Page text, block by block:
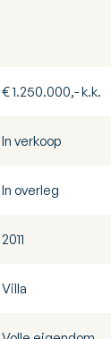
€ 1.250.000,- k.k.
In verkoop
In overleg
2011
Villa